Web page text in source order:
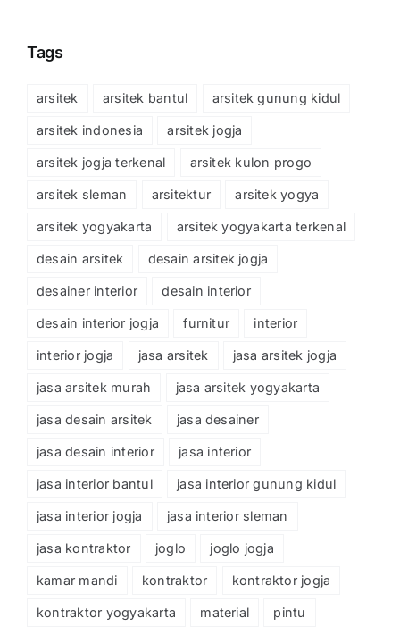
Tags
arsitek arsitek bantul arsitek gunung kidul
arsitek indonesia arsitek jogja
arsitek jogja terkenal arsitek kulon progo
arsitek sleman arsitektur arsitek yogya
arsitek yogyakarta arsitek yogyakarta terkenal
desain arsitek desain arsitek jogja
desainer interior desain interior
desain interior jogja furnitur interior
interior jogja jasa arsitek jasa arsitek jogja
jasa arsitek murah jasa arsitek yogyakarta
jasa desain arsitek jasa desainer
jasa desain interior jasa interior
jasa interior bantul jasa interior gunung kidul
jasa interior jogja jasa interior sleman
jasa kontraktor joglo joglo jogja
kamar mandi kontraktor kontraktor jogja
kontraktor yogyakarta material pintu